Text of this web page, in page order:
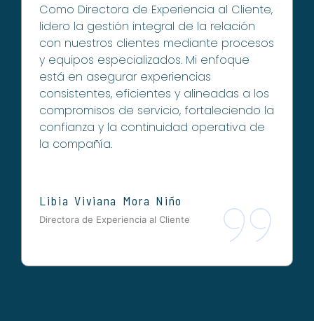
Como Directora de Experiencia al Cliente,
lidero la gestión integral de la relación
con nuestros clientes mediante procesos
y equipos especializados. Mi enfoque
está en asegurar experiencias
consistentes, eficientes y alineadas a los
compromisos de servicio, fortaleciendo la
confianza y la continuidad operativa de
la compañía.
Libia Viviana Mora Niño
Directora de Experiencia al Cliente